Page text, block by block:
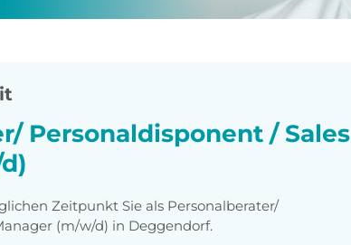
Personaldisponent / Sales
Zeitpunkt Sie als Personalberater/
(m/w/d) in Deggendorf.